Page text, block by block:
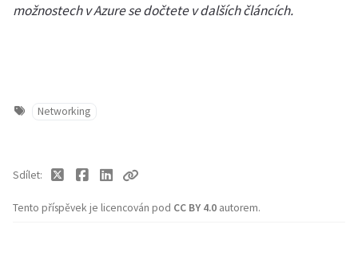
možnostech v Azure se dočtete v dalších článcích.
Networking
Tento příspěvek je licencován pod CC BY 4.0 autorem.
Sdílet